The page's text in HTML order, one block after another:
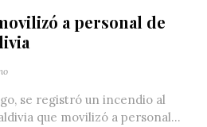
a personal de
se registró un incendio al
que movilizó a personal...